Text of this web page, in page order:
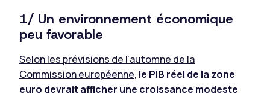
1/ Un environnement économique
peu favorable
Selon les prévisions de l'automne de la
Commission européenne, le PIB réel de la zone
euro devrait afficher une croissance modeste